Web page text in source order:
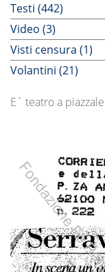
Testi (442)
Video (3)
Visti censura (1)
Volantini (21)
E` teatro a